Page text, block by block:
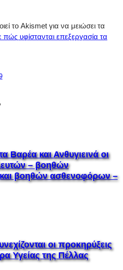
το Akismet για να μειώσει τα
πώς υφίστανται επεξεργασία τα
Βαρέα και Ανθυγιεινά οι
– βοηθών
βοηθών ασθενοφόρων –
οι προκηρύξεις
Υγείας της Πέλλας